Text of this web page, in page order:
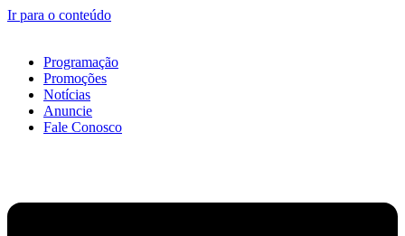
Ir para o conteúdo
Programação
Promoções
Notícias
Anuncie
Fale Conosco